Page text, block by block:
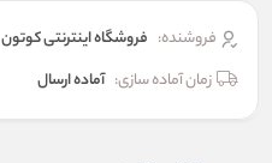
فروشنده: فروشگاه اینترنتی کوتون
زمان آماده سازی: آماده ارسال